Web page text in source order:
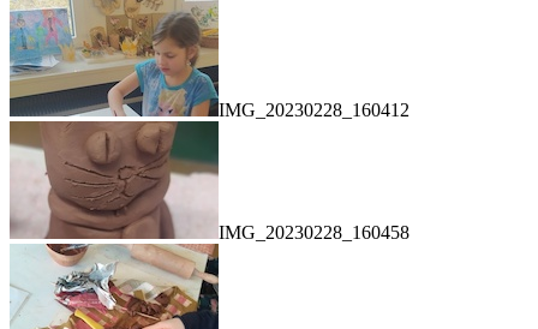
IMG_20230228_160412
IMG_20230228_160458